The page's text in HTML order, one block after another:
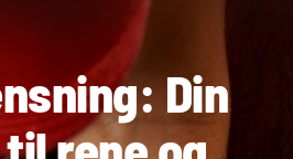
Din